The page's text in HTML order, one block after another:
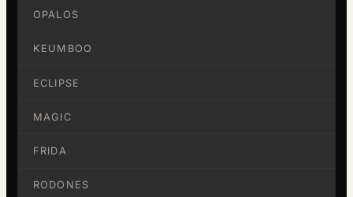
OPALOS
KEUMBOO
ECLIPSE
MAGIC
FRIDA
RODONES